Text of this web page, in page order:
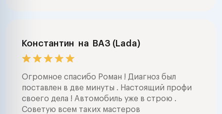
Константин на ВАЗ (Lada)
Огромное спасибо Роман ! Диагноз был
поставлен в две минуты . Настоящий профи
своего дела ! Автомобиль уже в строю .
Советую всем таких мастеров